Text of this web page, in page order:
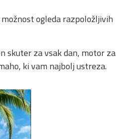
ogleda razpoložljivih
skuter za vsak dan, motor za
ki vam najbolj ustreza.